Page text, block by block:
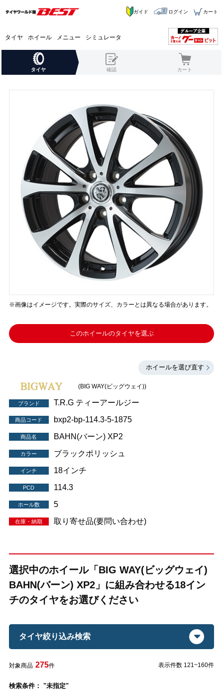
タイヤ ホイール メニュー シミュレータ
ガイド ログイン カート
タイヤ 確認 カート
※画像はイメージです。実際のサイズ、カラーとは異なる場合があります。
このホイールのタイヤを選ぶ
ホイールを選び直す
(BIG WAY(ビッグウェイ))
ブランド T.R.G ティーアールジー
商品コード bxp2-bp-114.3-5-1875
商品名 BAHN(バーン) XP2
カラー ブラックポリッシュ
インチ 18インチ
PCD 114.3
ホール数 5
在庫・納期 取り寄せ品(要問い合わせ)
選択中のホイール「BIG WAY(ビッグウェイ)
BAHN(バーン) XP2」に組み合わせる18イン
チのタイヤをお選びください
タイヤ絞り込み検索
対象商品 275件 表示件数 121~160件
検索条件： "未指定"